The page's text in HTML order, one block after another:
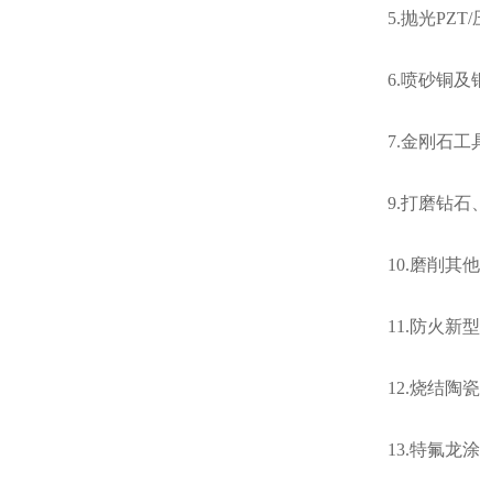
5.抛光PZT/
6.喷砂铜及
7.金刚石工
9.打磨钻石
10.磨削其
11.防火新
12.烧结陶
13.特氟龙